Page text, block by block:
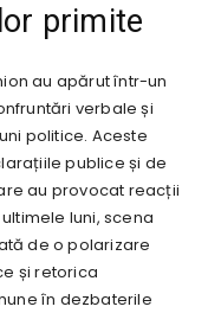
primite
au apărut într-un
verbale și
politice. Aceste
publice și de
au provocat reacții
luni, scena
de o polarizare
și retorica
în dezbaterile